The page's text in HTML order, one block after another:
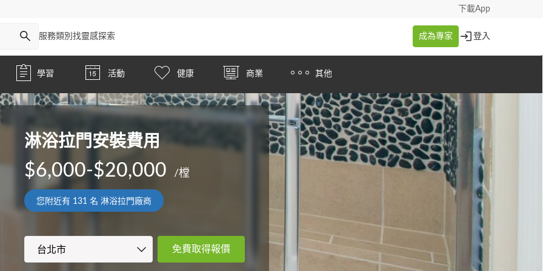
下載App
服務類別 找靈感探索 成為專家 登入
學習 活動 健康 商業 其他
淋浴拉門安裝費用
$6,000-$20,000 /樘
您附近有 131名 淋浴拉門廠商
免費取得報價